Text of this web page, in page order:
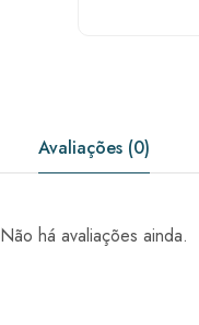
Avaliações (0)
Não há avaliações ainda.